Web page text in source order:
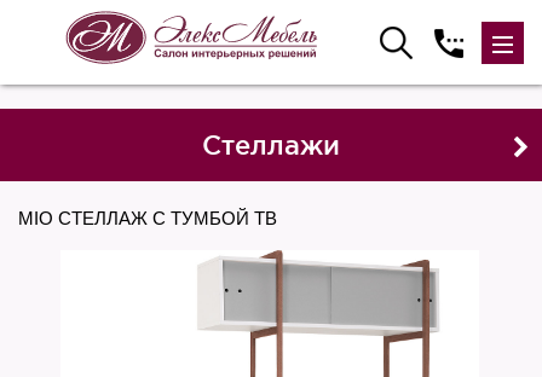
Стеллажи
MIO СТЕЛЛАЖ С ТУМБОЙ ТВ